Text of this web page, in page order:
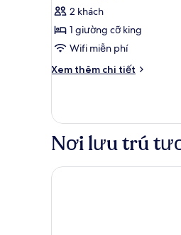
giường
cỡ
king
(View)
2 khách
1 giường cỡ king
Wifi miễn phí
Xem thêm chi tiết
Chi
Phòng
Premium,
cỡ
Nơi lưu trú
Courtyard by Marriott